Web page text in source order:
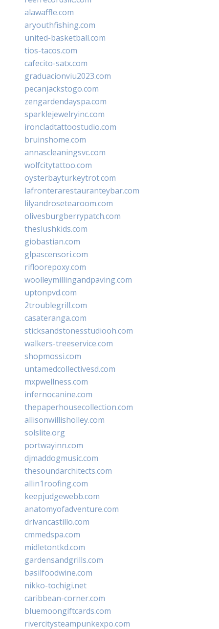
alawaffle.com
aryouthfishing.com
united-basketball.com
tios-tacos.com
cafecito-satx.com
graduacionviu2023.com
pecanjackstogo.com
zengardendayspa.com
sparklejewelryinc.com
ironcladtattoostudio.com
bruinshome.com
annascleaningsvc.com
wolfcitytattoo.com
oysterbayturkeytrot.com
lafronterarestauranteybar.com
lilyandrosetearoom.com
olivesburgberrypatch.com
theslushkids.com
giobastian.com
glpascensori.com
rifloorepoxy.com
woolleymillingandpaving.com
uptonpvd.com
2troublegrill.com
casateranga.com
sticksandstonesstudiooh.com
walkers-treeservice.com
shopmossi.com
untamedcollectivesd.com
mxpwellness.com
infernocanine.com
thepaperhousecollection.com
allisonwillisholley.com
solslite.org
portwayinn.com
djmaddogmusic.com
thesoundarchitects.com
allin1roofing.com
keepjudgewebb.com
anatomyofadventure.com
drivancastillo.com
cmmedspa.com
midletontkd.com
gardensandgrills.com
basilfoodwine.com
nikko-tochigi.net
caribbean-corner.com
bluemoongiftcards.com
rivercitysteampunkexpo.com